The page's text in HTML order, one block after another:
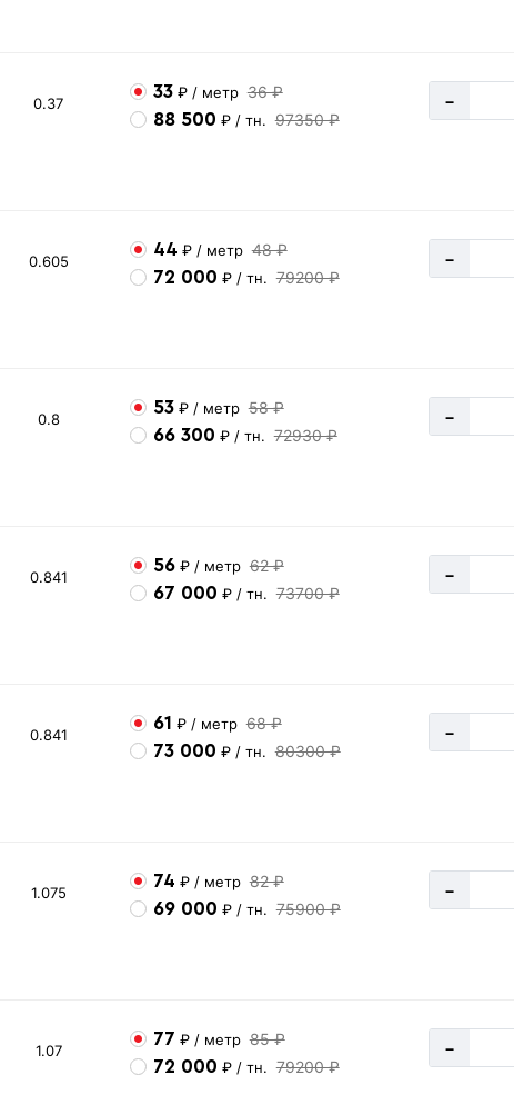
0.37
33 ₽ / метр 36 ₽
88 500 ₽ / тн. 97350 ₽
-
0.605
44 ₽ / метр 48 ₽
72 000 ₽ / тн. 79200 ₽
-
0.8
53 ₽ / метр 58 ₽
66 300 ₽ / тн. 72930 ₽
-
0.841
56 ₽ / метр 62 ₽
67 000 ₽ / тн. 73700 ₽
-
0.841
61 ₽ / метр 68 ₽
73 000 ₽ / тн. 80300 ₽
-
1.075
74 ₽ / метр 82 ₽
69 000 ₽ / тн. 75900 ₽
-
1.07
77 ₽ / метр 85 ₽
72 000 ₽ / тн. 79200 ₽
-